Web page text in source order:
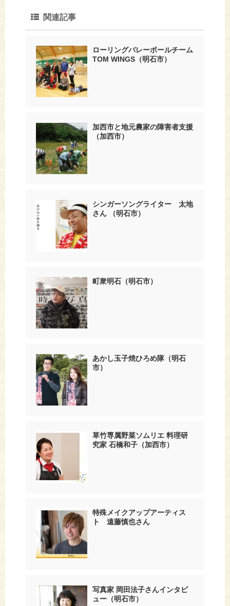
関連記事
ローリングバレーボールチーム
TOM WINGS（明石市）
加西市と地元農家の障害者支援
（加西市）
シンガーソングライター 太地
さん （明石市）
町衆明石（明石市）
あかし玉子焼ひろめ隊（明石
市）
草竹専属野菜ソムリエ 料理研
究家 石橋和子（加西市）
特殊メイクアップアーティス
ト 遠藤慎也さん
写真家 岡田法子さんインタビ
ュー（明石市）